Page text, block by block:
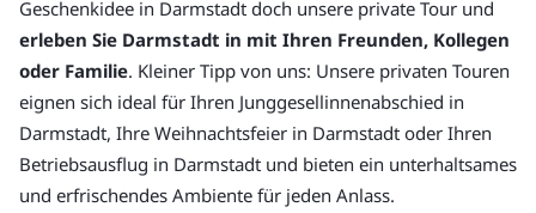
Geschenkidee in Darmstadt doch unsere private Tour und
erleben Sie Darmstadt in mit Ihren Freunden, Kollegen
oder Familie. Kleiner Tipp von uns: Unsere privaten Touren
eignen sich ideal für Ihren Junggesellinnenabschied in
Darmstadt, Ihre Weihnachtsfeier in Darmstadt oder Ihren
Betriebsausflug in Darmstadt und bieten ein unterhaltsames
und erfrischendes Ambiente für jeden Anlass.